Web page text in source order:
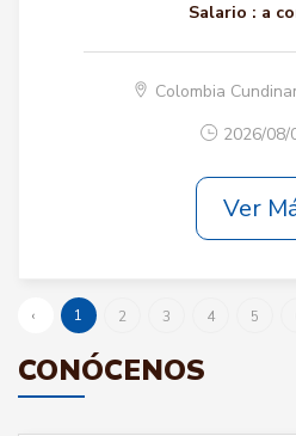
Salario : a
Colombia
2026/08/
Ver
‹ 1 2 3 4 5
CONÓCENOS